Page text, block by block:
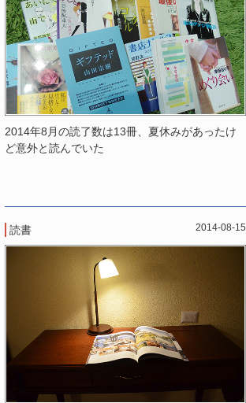
2014年8月の読了数は13冊、夏休みがあったけ
ど意外と読んでいた
読書 2014-08-15